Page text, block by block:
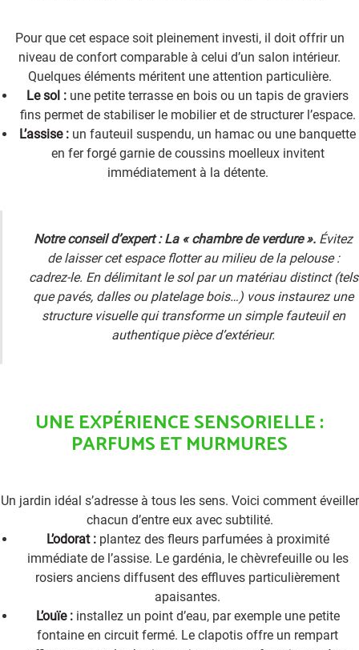
Pour que cet espace soit pleinement investi, il doit offrir un
niveau de confort comparable à celui d’un salon intérieur.
Quelques éléments méritent une attention particulière.
Le sol : une petite terrasse en bois ou un tapis de graviers
fins permet de stabiliser le mobilier et de structurer l’espace.
L’assise : un fauteuil suspendu, un hamac ou une banquette
en fer forgé garnie de coussins moelleux invitent
immédiatement à la détente.
Notre conseil d’expert : La « chambre de verdure ». Évitez
de laisser cet espace flotter au milieu de la pelouse :
cadrez-le. En délimitant le sol par un matériau distinct (tels
que pavés, dalles ou platelage bois…) vous instaurez une
structure visuelle qui transforme un simple fauteuil en
authentique pièce d’extérieur.
UNE EXPÉRIENCE SENSORIELLE :
PARFUMS ET MURMURES
Un jardin idéal s’adresse à tous les sens. Voici comment éveiller
chacun d’entre eux avec subtilité.
L’odorat :plantez des fleurs parfumées à proximité
immédiate de l’assise. Le gardénia, le chèvrefeuille ou les
rosiers anciens diffusent des effluves particulièrement
apaisantes.
L’ouïe :installez un point d’eau, par exemple une petite
fontaine en circuit fermé. Le clapotis offre un rempart